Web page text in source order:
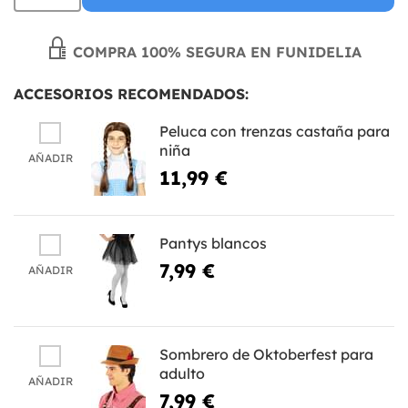
COMPRA 100% SEGURA EN FUNIDELIA
ACCESORIOS RECOMENDADOS:
AÑADIR
Peluca con trenzas castaña para
niña
11,99 €
AÑADIR
Pantys blancos
7,99 €
AÑADIR
Sombrero de Oktoberfest para
adulto
7,99 €